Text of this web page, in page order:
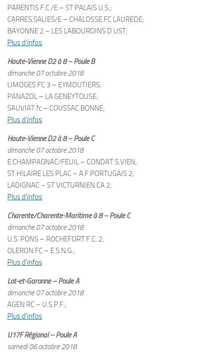
PARENTIS F.C./E – ST PALAIS U.S.;
CARRES.SALIES/E – CHALOSSE FC LAUREDE;
BAYONNE 2 – LES LABOURDINS D UST;
Plus d’infos
Haute-Vienne D2 à 8 – Poule B
dimanche 07 octobre 2018
LIMOGES FC 3 – EYMOUTIERS;
PANAZOL – LA GENEYTOUSE;
SAUVIAT fc – COUSSAC BONNE;
Plus d’infos
Haute-Vienne D2 à 8 – Poule C
dimanche 07 octobre 2018
E.CHAMPAGNAC/FEUIL – CONDAT S.VIEN;
ST HILAIRE LES PLAC – A.F.PORTUGAIS 2;
LADIGNAC – ST VICTURNIEN CA 2;
Plus d’infos
Charente/Charente-Maritime à 8 – Poule C
dimanche 07 octobre 2018
U.S. PONS – ROCHEFORT F.C. 2;
OLERON FC – E.S.N.G.;
Plus d’infos
Lot-et-Garonne – Poule A
dimanche 07 octobre 2018
AGEN RC – U.S.P.F.;
Plus d’infos
U17F Régional – Poule A
samedi 06 octobre 2018